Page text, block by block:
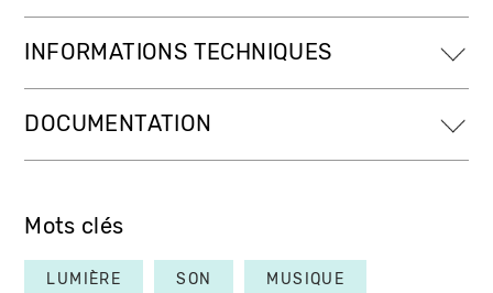
INFORMATIONS TECHNIQUES
DOCUMENTATION
Mots clés
LUMIÈRE SON MUSIQUE